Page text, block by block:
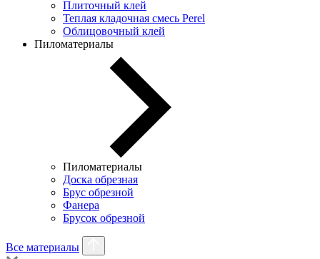
Плиточный клей
Теплая кладочная смесь Perel
Облицовочный клей
Пиломатериалы
Пиломатериалы
Доска обрезная
Брус обрезной
Фанера
Брусок обрезной
Все материалы